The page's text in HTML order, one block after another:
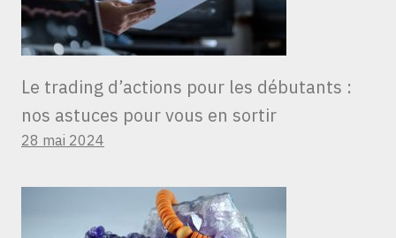
Le trading d’actions pour les débutants :
nos astuces pour vous en sortir
28 mai 2024